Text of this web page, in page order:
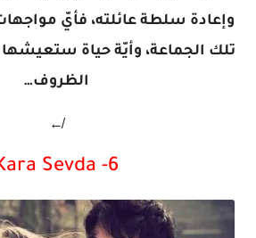
وإعادة سلطة عائلته، فأيّ
تلك الجماعة، وأيّة حياة
الظروف…
↚
6- Kara Sevda